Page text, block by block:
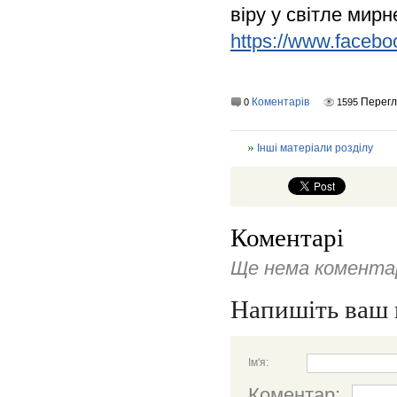
віру у світле
https://
0 Коментарів 1595
Інші матеріали розділу
Коментарі
Ще нема
Напишіть ваш
Ім'я: